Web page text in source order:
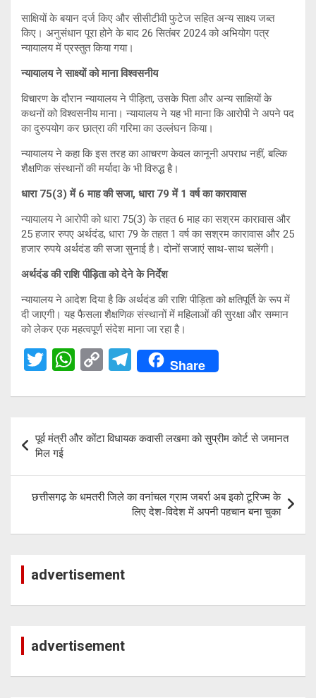
साक्षियों के बयान दर्ज किए और सीसीटीवी फुटेज सहित अन्य साक्ष्य जब्त
किए। अनुसंधान पूरा होने के बाद 26 सितंबर 2024 को अभियोग पत्र
न्यायालय में प्रस्तुत किया गया।
न्यायालय ने साक्ष्यों को माना विश्वसनीय
विचारण के दौरान न्यायालय ने पीड़िता, उसके पिता और अन्य साक्षियों के
कथनों को विश्वसनीय माना। न्यायालय ने यह भी माना कि आरोपी ने अपने पद
का दुरुपयोग कर छात्रा की गरिमा का उल्लंघन किया।
न्यायालय ने कहा कि इस तरह का आचरण केवल कानूनी अपराध नहीं, बल्कि
शैक्षणिक संस्थानों की मर्यादा के भी विरुद्ध है।
धारा 75(3) में 6 माह की सजा, धारा 79 में 1 वर्ष का कारावास
न्यायालय ने आरोपी को धारा 75(3) के तहत 6 माह का सश्रम कारावास और
25 हजार रुपए अर्थदंड, धारा 79 के तहत 1 वर्ष का सश्रम कारावास और 25
हजार रुपये अर्थदंड की सजा सुनाई है। दोनों सजाएं साथ-साथ चलेंगी।
अर्थदंड की राशि पीड़िता को देने के निर्देश
न्यायालय ने आदेश दिया है कि अर्थदंड की राशि पीड़िता को क्षतिपूर्ति के रूप में
दी जाएगी। यह फैसला शैक्षणिक संस्थानों में महिलाओं की सुरक्षा और सम्मान
को लेकर एक महत्वपूर्ण संदेश माना जा रहा है।
T
tt
er
W
at
s
A
p
p
C
py
Li
n
k
T
e
a
m
Share
Post
navigation
पूर्व मंत्री और कोंटा विधायक कवासी लखमा को सुप्रीम कोर्ट से जमानत
मिल गई
छत्तीसगढ़ के धमतरी जिले का वनांचल ग्राम जबर्रा अब इको टूरिज्म के
लिए देश-विदेश में अपनी पहचान बना चुका
advertisement
advertisement